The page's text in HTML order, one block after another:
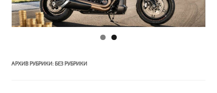
АРХИВ РУБРИКИ: БЕЗ РУБРИКИ